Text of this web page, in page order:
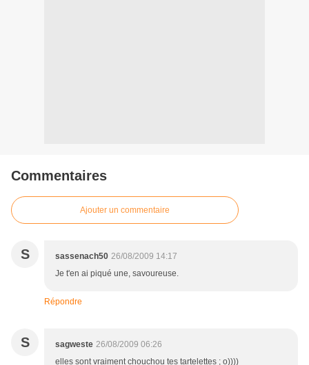
Commentaires
Ajouter un commentaire
S sassenach50 26/08/2009 14:17
Je t'en ai piqué une, savoureuse.
Répondre
S sagweste 26/08/2009 06:26
elles sont vraiment chouchou tes tartelettes ; o))))